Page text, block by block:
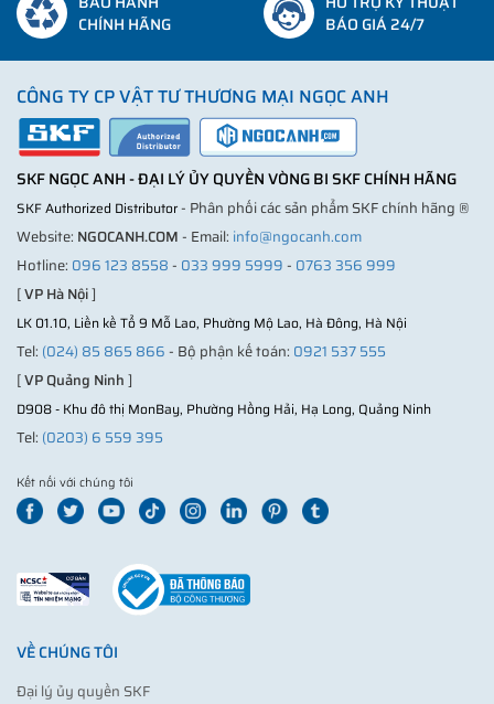
CHÍNH HÃNG
BÁO GIÁ 24/7
CÔNG TY CP VẬT TƯ THƯƠNG MẠI NGỌC ANH
SKF NGỌC ANH - ĐẠI LÝ ỦY QUYỀN VÒNG BI SKF CHÍNH HÃNG
SKF Authorized Distributor- Phân phối các sản phẩm SKF chính hãng ®
Website: NGOCANH.COM- Email: info@ngocanh.com
Hotline: 096 123 8558- 033 999 5999- 0763 356 999
[VP Hà Nội]
LK 01.10, Liền kề Tổ 9 Mỗ Lao, Phường Mộ Lao, Hà Đông, Hà Nội
Tel: (024) 85 865 866- Bộ phận kế toán: 0921 537 555
[VP Quảng Ninh]
D908 - Khu đô thị MonBay, Phường Hồng Hải, Hạ Long, Quảng Ninh
Tel: (0203) 6 559 395
Kết nối với chúng tôi
VỀ CHÚNG TÔI
Đại lý ủy quyền SKF